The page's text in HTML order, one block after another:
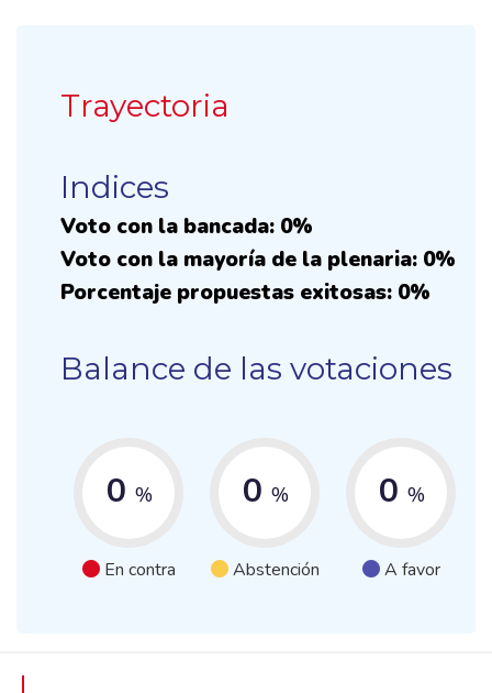
Trayectoria
Indices
Voto con la bancada: 0%
Voto con la mayoría de la plenaria: 0%
Porcentaje propuestas exitosas: 0%
Balance de las votaciones
0 %
En contra
0 %
Abstención
0 %
A favor